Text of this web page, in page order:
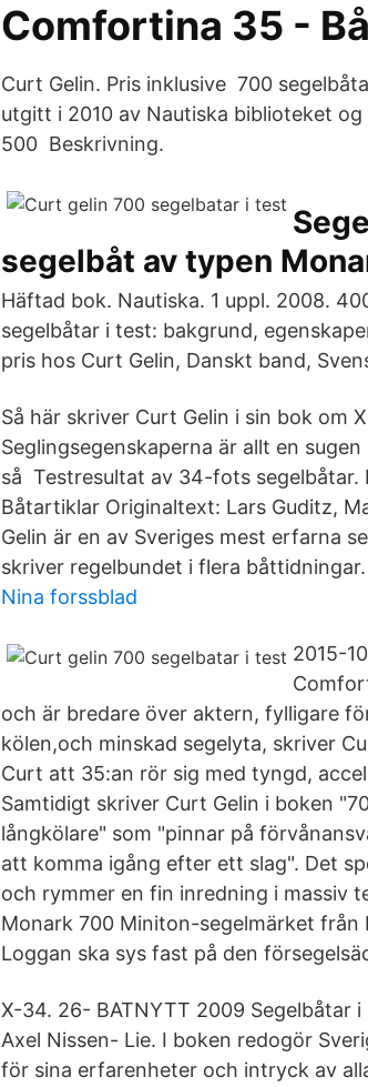
Comfortina 35 -
Curt Gelin. Pris inklusive 700
utgitt i 2010 av Nautiska biblioteket
500 Beskrivning.
segelbåt av typen
Häftad bok. Nautiska. 1 uppl. 2008.
segelbåtar i test: bakgrund,
pris hos Curt Gelin, Danskt band,
Så här skriver Curt Gelin i sin bok om
Seglingsegenskaperna är allt en
så Testresultat av 34-fots
Båtartiklar Originaltext: Lars Guditz,
Gelin är en av Sveriges mest erfarna
skriver regelbundet i flera båttidningar.
Nina forssblad
2015-
och är bredare över aktern, fylligare
kölen,och minskad segelyta, skriver
Curt att 35:an rör sig med tyngd,
Samtidigt skriver Curt Gelin i boken
långkölare" som "pinnar på
att komma igång efter ett slag". Det
och rymmer en fin inredning i massiv
Monark 700 Miniton-segelmärket från
Loggan ska sys fast på den
X-34. 26- BATNYTT 2009 Segelbåtar
Axel Nissen- Lie. I boken redogör
för sina erfarenheter och intryck av